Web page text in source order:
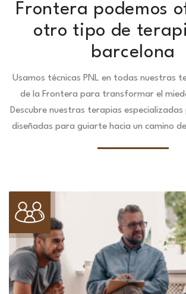
Frontera podemos
otro tipo de
barcelona
Usamos técnicas PNL en todas nuestras
de la Frontera para transformar el
Descubre nuestras terapias
diseñadas para guiarte hacia un camino